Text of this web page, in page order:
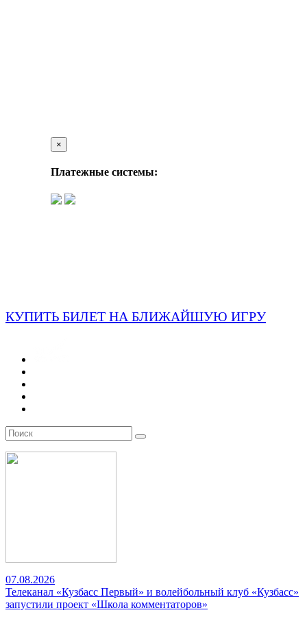
×
Платежные системы:
КУПИТЬ БИЛЕТ НА БЛИЖАЙШУЮ ИГРУ
07.08.2026
Телеканал «Кузбасс Первый» и волейбольный клуб «Кузбасс»
запустили проект «Школа комментаторов»